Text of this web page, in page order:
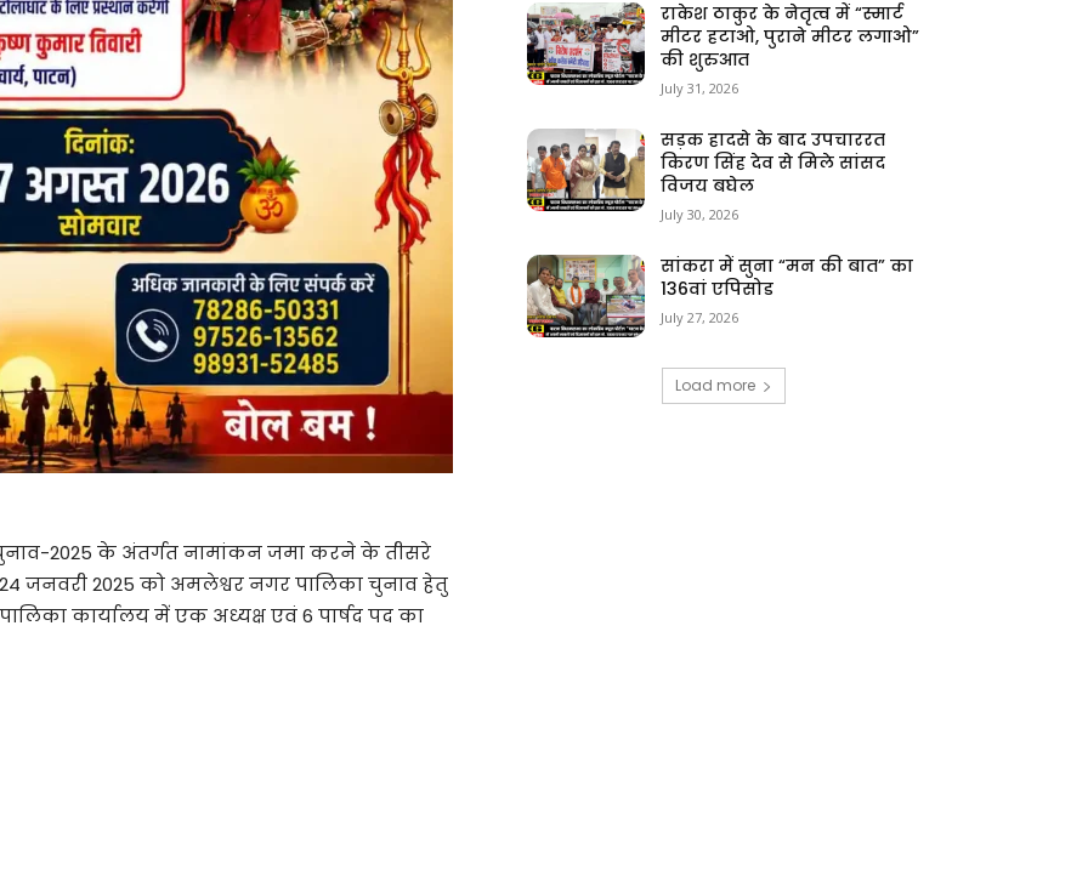
2025 के अंतर्गत नामांकन जमा करने के तीसरे
जनवरी 2025 को अमलेश्वर नगर पालिका चुनाव हेतु
कार्यालय में एक अध्यक्ष एवं 6 पार्षद पद का
राकेश ठाकुर के नेतृत्व में “स्मार्ट
मीटर हटाओ, पुराने मीटर लगाओ”
की शुरुआत
July 31, 2026
सड़क हादसे के बाद उपचाररत
किरण सिंह देव से मिले सांसद
विजय बघेल
July 30, 2026
सांकरा में सुना “मन की बात” का
136वां एपिसोड
July 27, 2026
Load more